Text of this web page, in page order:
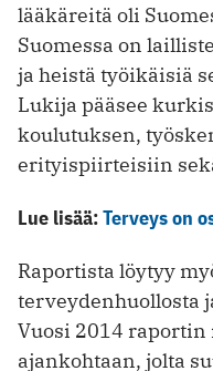
lääkäreitä oli
Suomessa on
ja heistä työikäisiä
Lukija pääsee
koulutuksen,
erityispiirteisiin
Lue lisää:Terveys on
Raportista löytyy
terveydenhuollosta
Vuosi 2014 raportin
ajankohtaan, jolta